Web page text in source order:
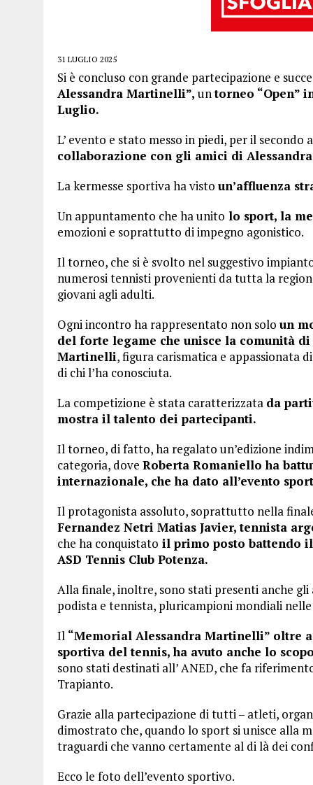
31 LUGLIO 2025
Si è concluso con grande partecipazione e
Alessandra Martinelli”, untorneo “Open”
Luglio.
L’ evento e stato messo in piedi, per il secondo
collaborazione con gli amici di
La kermesse sportiva ha visto un’affluenza
Un appuntamento che ha unito lo sport, la
emozioni e soprattutto di impegno agonistico.
Il torneo, che si è svolto nel suggestivo
numerosi tennisti provenienti da tutta la
giovani agli adulti.
Ogni incontro ha rappresentato non solo un
del forte legame che unisce la comunità
Martinelli, figura carismatica e appassionata
di chi l’ha conosciuta.
La competizione è stata caratterizzata da
mostra il talento dei partecipanti.
Il torneo, di fatto, ha regalato un’edizione
categoria, dove Roberta Romaniello ha
internazionale, che ha dato all’evento
Il protagonista assoluto, soprattutto nella
Fernandez Netri Matias Javier, tennista
che ha conquistato il primo posto battendo
ASD Tennis Club Potenza.
Alla finale, inoltre, sono stati presenti anche
podista e tennista, pluricampioni mondiali
Il “Memorial Alessandra Martinelli” oltre
sportiva del tennis, ha avuto anche lo
sono stati destinati all’ ANED, che fa
Trapianto.
Grazie alla partecipazione di tutti – atleti,
dimostrato che, quando lo sport si unisce alla
traguardi che vanno certamente al di là dei
Ecco le foto dell’evento sportivo.